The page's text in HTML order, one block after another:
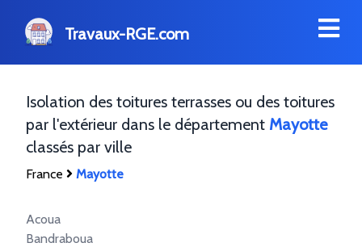
Travaux-RGE.com
Isolation des toitures terrasses ou des toitures
par l'extérieur dans le département Mayotte
classés par ville
France Mayotte
Acoua
Bandraboua